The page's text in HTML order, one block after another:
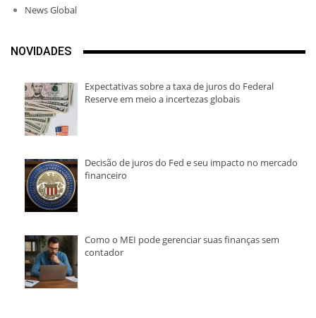
News Global
NOVIDADES
Expectativas sobre a taxa de juros do Federal
Reserve em meio a incertezas globais
Decisão de juros do Fed e seu impacto no mercado
financeiro
Como o MEI pode gerenciar suas finanças sem
contador